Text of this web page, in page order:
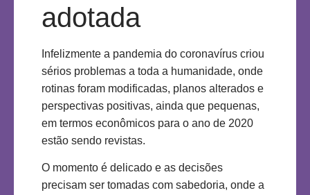
adotada
Infelizmente a pandemia do coronavírus criou
sérios problemas a toda a humanidade, onde
rotinas foram modificadas, planos alterados e
perspectivas positivas, ainda que pequenas,
em termos econômicos para o ano de 2020
estão sendo revistas.
O momento é delicado e as decisões
precisam ser tomadas com sabedoria, onde a